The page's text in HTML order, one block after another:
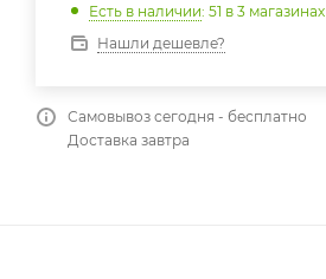
Есть в наличии: 51 в 3 магазинах
Нашли дешевле?
Самовывоз сегодня - бесплатно
Доставка завтра